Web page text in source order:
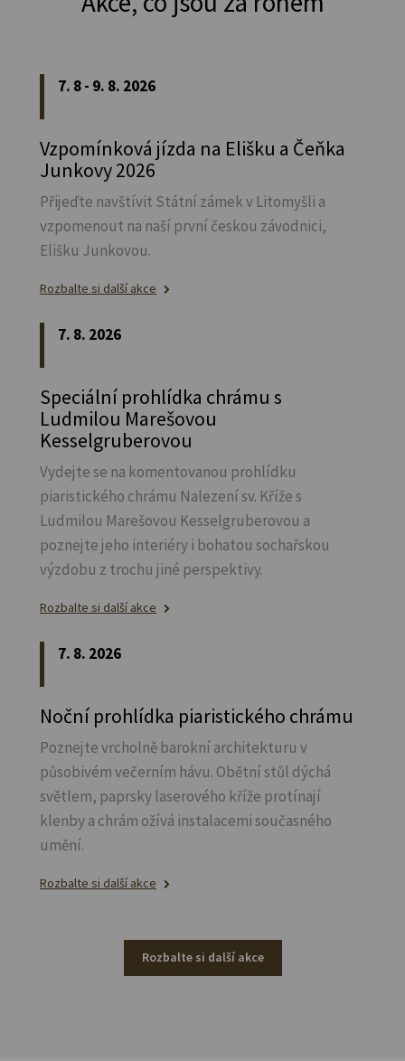
7. 8 - 9. 8. 2026
Vzpomínková jízda na Elišku a Čeňka
Junkovy 2026
Přijeďte navštívit Státní zámek v Litomyšli a
vzpomenout na naší první českou závodnici,
Elišku Junkovou.
Rozbalte si další akce
7. 8. 2026
Speciální prohlídka chrámu s
Ludmilou Marešovou
Kesselgruberovou
Vydejte se na komentovanou prohlídku
piaristického chrámu Nalezení sv. Kříže s
Ludmilou Marešovou Kesselgruberovou a
poznejte jeho interiéry i bohatou sochařskou
výzdobu z trochu jiné perspektivy.
Rozbalte si další akce
7. 8. 2026
Noční prohlídka piaristického chrámu
Poznejte vrcholně barokní architekturu v
působivém večerním hávu. Obětní stůl dýchá
světlem, paprsky laserového kříže protínají
klenby a chrám ožívá instalacemi současného
umění.
Rozbalte si další akce
Rozbalte si další akce